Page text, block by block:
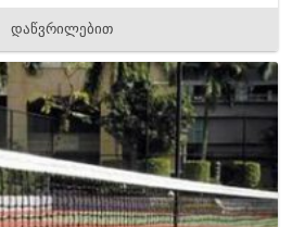
დაწვრილებით